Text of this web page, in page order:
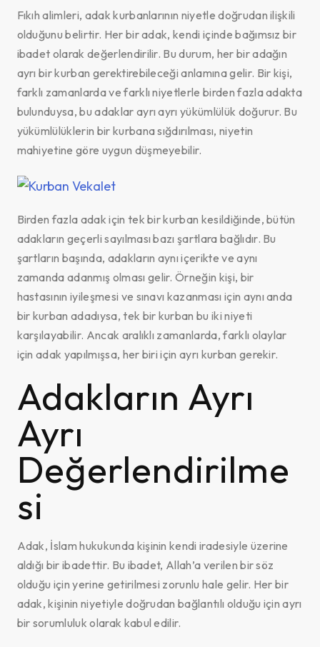
Fıkıh alimleri, adak kurbanlarının niyetle doğrudan ilişkili
olduğunu belirtir. Her bir adak, kendi içinde bağımsız bir
ibadet olarak değerlendirilir. Bu durum, her bir adağın
ayrı bir kurban gerektirebileceği anlamına gelir. Bir kişi,
farklı zamanlarda ve farklı niyetlerle birden fazla adakta
bulunduysa, bu adaklar ayrı ayrı yükümlülük doğurur. Bu
yükümlülüklerin bir kurbana sığdırılması, niyetin
mahiyetine göre uygun düşmeyebilir.
Birden fazla adak için tek bir kurban kesildiğinde, bütün
adakların geçerli sayılması bazı şartlara bağlıdır. Bu
şartların başında, adakların aynı içerikte ve aynı
zamanda adanmış olması gelir. Örneğin kişi, bir
hastasının iyileşmesi ve sınavı kazanması için aynı anda
bir kurban adadıysa, tek bir kurban bu iki niyeti
karşılayabilir. Ancak aralıklı zamanlarda, farklı olaylar
için adak yapılmışsa, her biri için ayrı kurban gerekir.
Adakların Ayrı
Ayrı
Değerlendirilme
si
Adak, İslam hukukunda kişinin kendi iradesiyle üzerine
aldığı bir ibadettir. Bu ibadet, Allah’a verilen bir söz
olduğu için yerine getirilmesi zorunlu hale gelir. Her bir
adak, kişinin niyetiyle doğrudan bağlantılı olduğu için ayrı
bir sorumluluk olarak kabul edilir.